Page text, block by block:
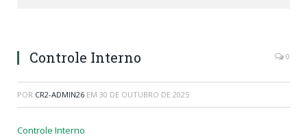
Controle Interno 0
POR CR2-ADMIN26 EM 30 DE OUTUBRO DE 2025
Controle Interno